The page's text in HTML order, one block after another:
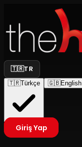
🇹🇷TR
🇹🇷Türkçe 🇬🇧English
Giriş Yap